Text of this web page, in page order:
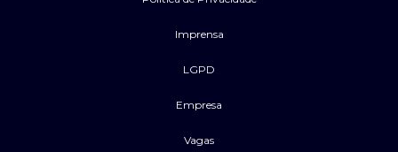
Imprensa
LGPD
Empresa
Vagas